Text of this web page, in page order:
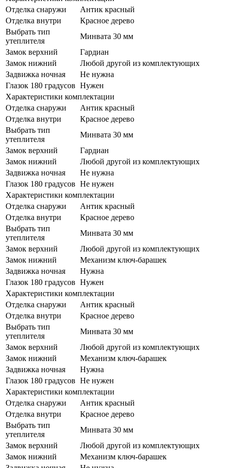
Отделка снаружи
Антик красный
Отделка внутри
Красное дерево
Выбрать тип
утеплителя
Минвата 30 мм
Замок верхний
Гардиан
Замок нижний
Любой другой из комплектующих
Задвижка ночная
Не нужна
Глазок 180 градусов Нужен
Характеристики комплектации
Отделка снаружи
Антик красный
Отделка внутри
Красное дерево
Выбрать тип
утеплителя
Минвата 30 мм
Замок верхний
Гардиан
Замок нижний
Любой другой из комплектующих
Задвижка ночная
Не нужна
Глазок 180 градусов Не нужен
Характеристики комплектации
Отделка снаружи
Антик красный
Отделка внутри
Красное дерево
Выбрать тип
утеплителя
Минвата 30 мм
Замок верхний
Любой другой из комплектующих
Замок нижний
Механизм ключ-барашек
Задвижка ночная
Нужна
Глазок 180 градусов Нужен
Характеристики комплектации
Отделка снаружи
Антик красный
Отделка внутри
Красное дерево
Выбрать тип
утеплителя
Минвата 30 мм
Замок верхний
Любой другой из комплектующих
Замок нижний
Механизм ключ-барашек
Задвижка ночная
Нужна
Глазок 180 градусов Не нужен
Характеристики комплектации
Отделка снаружи
Антик красный
Отделка внутри
Красное дерево
Выбрать тип
утеплителя
Минвата 30 мм
Замок верхний
Любой другой из комплектующих
Замок нижний
Механизм ключ-барашек